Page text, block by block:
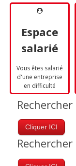
Espace
salarié
Vous êtes salarié
d'une entreprise
en difficulté
Rechercher
Cliquer ICI
Rechercher